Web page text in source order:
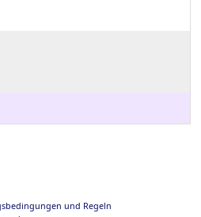
und Regeln